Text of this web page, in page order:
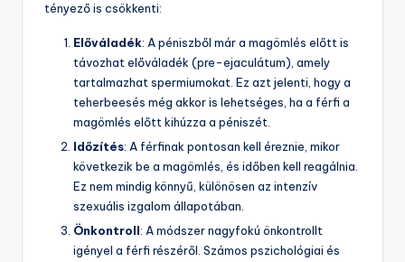
tényező is csökkenti:
Előváladék: A péniszből már a magömlés előtt is
távozhat előváladék (pre-ejaculátum), amely
tartalmazhat spermiumokat. Ez azt jelenti, hogy a
teherbeesés még akkor is lehetséges, ha a férfi a
magömlés előtt kihúzza a péniszét.
Időzítés: A férfinak pontosan kell éreznie, mikor
következik be a magömlés, és időben kell reagálnia.
Ez nem mindig könnyű, különösen az intenzív
szexuális izgalom állapotában.
Önkontroll: A módszer nagyfokú önkontrollt
igényel a férfi részéről. Számos pszichológiai és